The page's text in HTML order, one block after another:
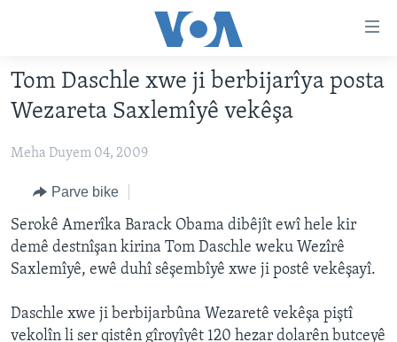
Yekser
here
naveroka
Yekser
serekî
Yekser
here
VÎDYO GALERÎ
FOTO GALERÎ
RADYO
HEVPEYVÎN
HERÊMÊN KURDAN
AMERÎKA
TIRKÎYE
SÛRÎYE
ÎRAN
Tom Daschle xwe ji berbijarîya posta
Wezareta Saxlemîyê vekêşa
Meha Duyem 04, 2009
Parve bike
Serokê Amerîka Barack Obama dibêjît ewî hele kir
demê destnîşan kirina Tom Daschle weku Wezîrê
Saxlemîyê, ewê duhî sêşembîyê xwe ji postê vekêşayî.
Daschle xwe ji berbijarbûna Wezaretê vekêşa piştî
vekolîn li ser qistên gîroyîyêt 120 hezar dolarên butceyê